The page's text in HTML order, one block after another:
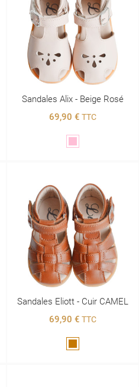
Sandales Alix - Beige Rosé
69,90 € TTC
Sandales Eliott - Cuir CAMEL
69,90 € TTC